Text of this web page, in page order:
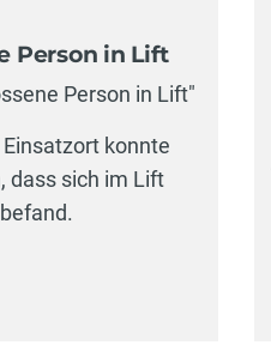
Person in Lift
Person in Lift"
konnte
dass sich im Lift